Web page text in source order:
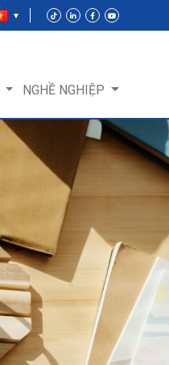
NGHỀ NGHIỆP